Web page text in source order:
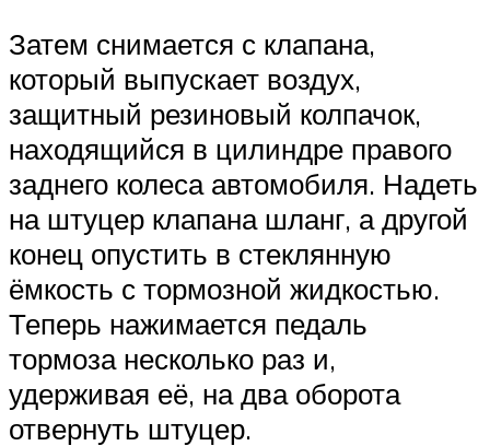
Затем снимается с клапана,
который выпускает воздух,
защитный резиновый колпачок,
находящийся в цилиндре правого
заднего колеса автомобиля. Надеть
на штуцер клапана шланг, а другой
конец опустить в стеклянную
ёмкость с тормозной жидкостью.
Теперь нажимается педаль
тормоза несколько раз и,
удерживая её, на два оборота
отвернуть штуцер.